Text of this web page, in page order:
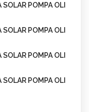
POMPA OLI
POMPA OLI
POMPA OLI
POMPA OLI